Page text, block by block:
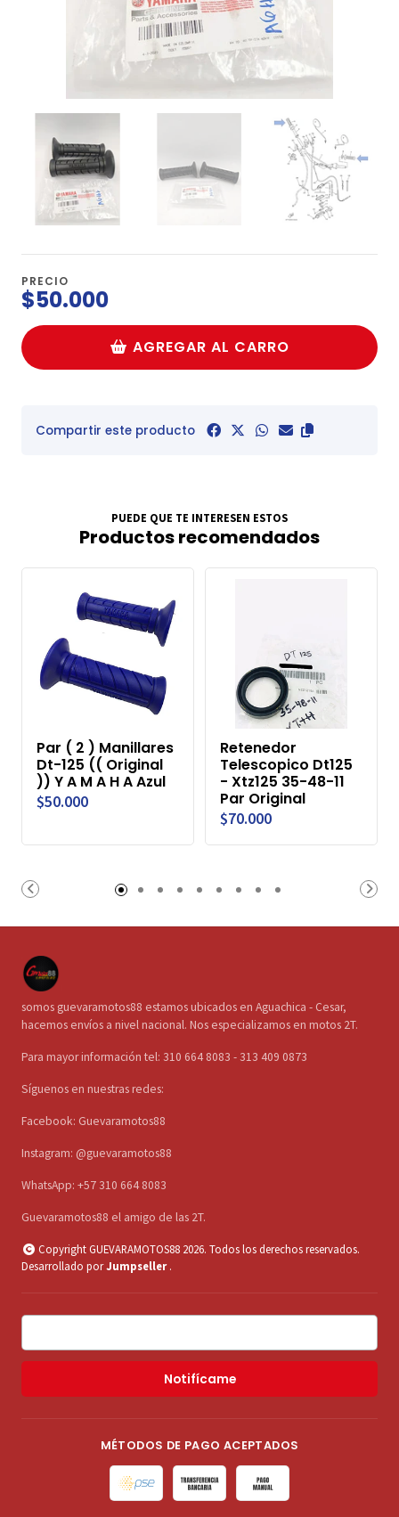
PRECIO
$50.000
AGREGAR AL CARRO
Compartir este producto
PUEDE QUE TE INTERESEN ESTOS
Productos recomendados
Par ( 2 ) Manillares
Dt-125 (( Original
)) Y A M A H A Azul
$50.000
Retenedor
Telescopico Dt125
- Xtz125 35-48-11
Par Original
$70.000
somos guevaramotos88 estamos ubicados en Aguachica - Cesar,
hacemos envíos a nivel nacional. Nos especializamos en motos 2T.
Para mayor información tel: 310 664 8083 - 313 409 0873
Síguenos en nuestras redes:
Facebook: Guevaramotos88
Instagram: @guevaramotos88
WhatsApp: +57 310 664 8083
Guevaramotos88 el amigo de las 2T.
Copyright GUEVARAMOTOS88 2026. Todos los derechos reservados.
Desarrollado porJumpseller .
Notifícame
MÉTODOS DE PAGO ACEPTADOS